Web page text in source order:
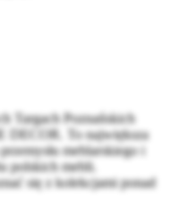
Targach Poznańskich
DECOR. To największa
meblarskiego i
polskich mebli.
się z kolekcjami ponad